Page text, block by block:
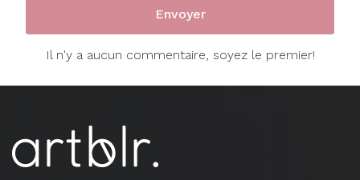
Il n'y a aucun commentaire, soyez le premier!